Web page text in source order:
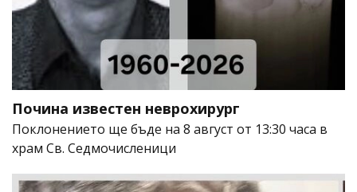
Почина известен неврохирург
Поклонението ще бъде на 8 август от 13:30 часа в
храм Св. Седмочисленици